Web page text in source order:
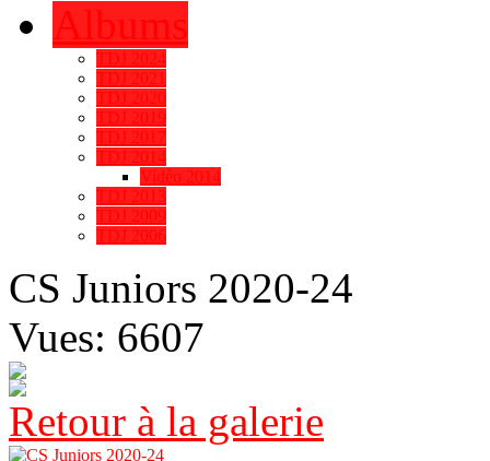
Albums
TDJ 2024
TDJ 2021
TDJ 2020
TDJ 2019
TDJ 2017
TDJ 2014
Vidéo 2014
TDJ 2013
TDJ 2009
TDJ 2006
CS Juniors 2020-24
Vues: 6607
Retour à la galerie